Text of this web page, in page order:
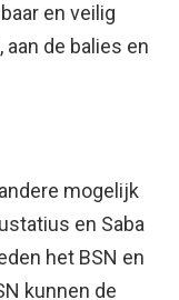
en veilig
de balies en
mogelijk
en Saba
het BSN en
kunnen de